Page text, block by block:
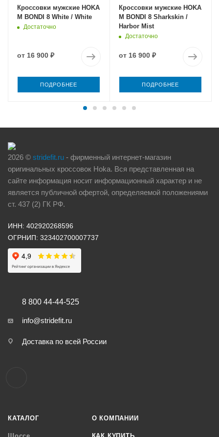
Кроссовки мужские HOKA
M BONDI 8 White / White
Достаточно
от 16 900 ₽
ПОДРОБНЕЕ
Кроссовки мужские HOKA
M BONDI 8 Sharkskin /
Harbor Mist
Достаточно
от 16 900 ₽
ПОДРОБНЕЕ
2026 © stridefit.ru - фирменный интернет-магазин
оригинальных кроссовок Hoka. Вся представленная на
сайте информация носит информационный характер и не
является публичной офертой, определяемой положениями
ст. 437 (2) ГК РФ.
ИНН: 402920268596
ОГРНИП: 323402700007737
КАТАЛОГ О КОМПАНИИ
8 800 44-44-525
info@stridefit.ru
Доставка по всей России